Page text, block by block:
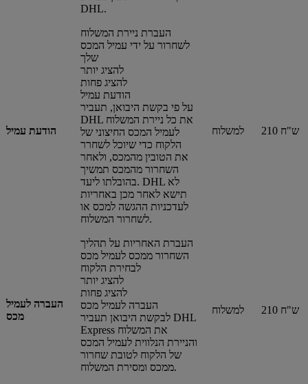
DHL.
הודעת עמיל
העברת ניירת המשלוח
לשחרור על ידי עמיל המכס
שלך
להציג יותר
להציג פחות
הודעת עמיל
על פי בקשת היבואן, תעביר
DHL את כל ניירת המשלוח
לעמיל המכס החיצוני של
הלקוח כדי שיוכל לשחרר
את הטובין מהמכס, ולאחר
השחרור מהמכס תמשיך
בהובלתו ליעד. DHL לא
תישא לאחר מכן באחריות
לעדכניות ההגשה למכס או
לשחרור המשלוח.
למשלוח 210 ש"ח
העברה לעמיל
מכס
העברת האחריות על תהליך
השחרור ממכס לעמיל מכס
לבחירת הלקוח
להציג יותר
להציג פחות
העברה לעמיל מכס
לבקשת היבואן תעביר DHL
Express את המשלוח
והניירת הנלווית לעמיל המכס
של הלקוח לטובת שחרור
ממכס ומסירת המשלוח.
למשלוח 210 ש"ח